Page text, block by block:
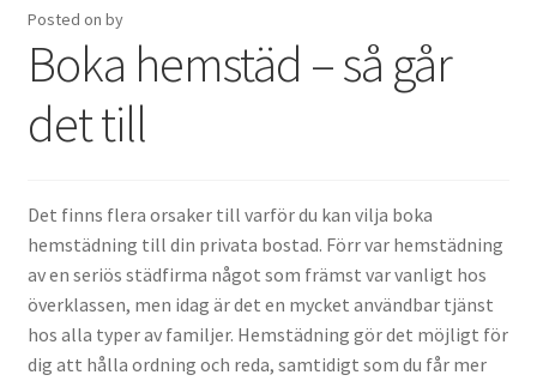
till djuprengöring
Vilka lagar gäller för städföretag?
Posted on by
Boka hemstäd – så går
det till
Det finns flera orsaker till varför du kan vilja boka
hemstädning till din privata bostad. Förr var hemstädning
av en seriös städfirma något som främst var vanligt hos
överklassen, men idag är det en mycket användbar tjänst
hos alla typer av familjer. Hemstädning gör det möjligt för
dig att hålla ordning och reda, samtidigt som du får mer